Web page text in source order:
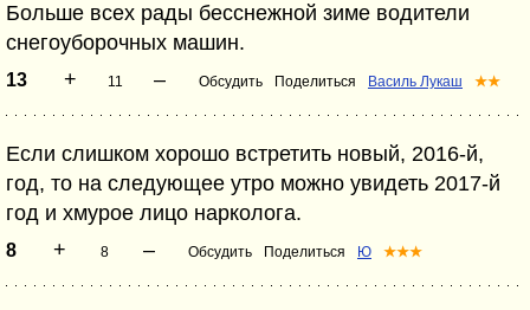
Больше всех рады бесснежной зиме водители
снегоуборочных машин.
13 + 11 – Обсудить Поделиться Василь Лукаш ★★
Если слишком хорошо встретить новый, 2016-й,
год, то на следующее утро можно увидеть 2017-й
год и хмурое лицо нарколога.
8 + 8 – Обсудить Поделиться Ю ★★★